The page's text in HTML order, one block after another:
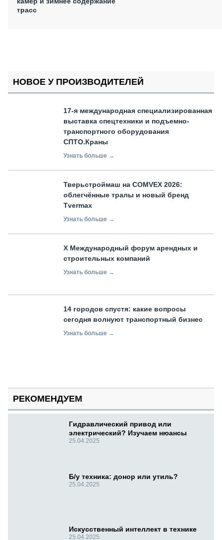
трасс
НОВОЕ У ПРОИЗВОДИТЕЛЕЙ
17-я международная специализированная
выставка спецтехники и подъемно-
транспортного оборудования
СПТО.Краны
Узнать больше →
Тверьстроймаш на COMVEX 2026:
облегчённые тралы и новый бренд
Tvermax
Узнать больше →
X Международный форум арендных и
строительных компаний
Узнать больше →
14 городов спустя: какие вопросы
сегодня волнуют транспортный бизнес
Узнать больше →
РЕКОМЕНДУЕМ
Гидравлический привод или
электрический? Изучаем нюансы
25.04.2025
Б/у техника: донор или утиль?
25.04.2025
Искусственный интеллект в технике
25.04.2025